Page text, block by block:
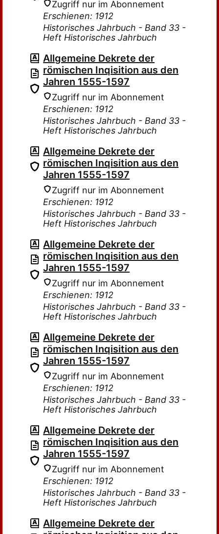
Zugriff nur im Abonnement
Erschienen: 1912
Historisches Jahrbuch - Band 33 -
Heft Historisches Jahrbuch
Allgemeine Dekrete der
römischen Inqisition aus den
Jahren 1555-1597
Zugriff nur im Abonnement
Erschienen: 1912
Historisches Jahrbuch - Band 33 -
Heft Historisches Jahrbuch
Allgemeine Dekrete der
römischen Inqisition aus den
Jahren 1555-1597
Zugriff nur im Abonnement
Erschienen: 1912
Historisches Jahrbuch - Band 33 -
Heft Historisches Jahrbuch
Allgemeine Dekrete der
römischen Inqisition aus den
Jahren 1555-1597
Zugriff nur im Abonnement
Erschienen: 1912
Historisches Jahrbuch - Band 33 -
Heft Historisches Jahrbuch
Allgemeine Dekrete der
römischen Inqisition aus den
Jahren 1555-1597
Zugriff nur im Abonnement
Erschienen: 1912
Historisches Jahrbuch - Band 33 -
Heft Historisches Jahrbuch
Allgemeine Dekrete der
römischen Inqisition aus den
Jahren 1555-1597
Zugriff nur im Abonnement
Erschienen: 1912
Historisches Jahrbuch - Band 33 -
Heft Historisches Jahrbuch
Allgemeine Dekrete der